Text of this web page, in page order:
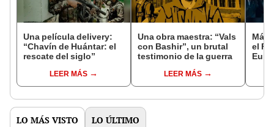
Una película delivery:
“Chavín de Huántar: el
rescate del siglo”
LEER MÁS
Una obra maestra: “Vals
con Bashir”, un brutal
testimonio de la guerra
LEER MÁS
Más
el
LO MÁS VISTO LO ÚLTIMO